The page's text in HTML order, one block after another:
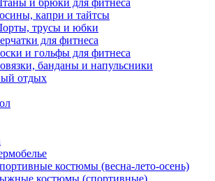
и брюки для фитнеса
капри и тайтсы
трусы и юбки
для фитнеса
и гольфы для фитнеса
банданы и напульсники
отдых
костюмы (весна-лето-осень)
костюмы (спортивные)